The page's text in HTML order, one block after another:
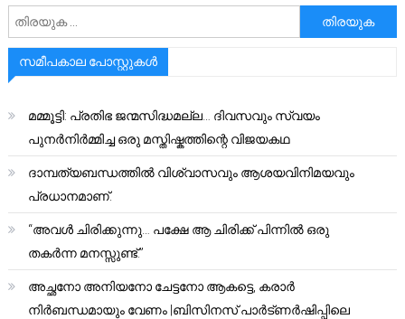
അനേഷിക്കുക
സമീപകാല പോസ്റ്റുകൾ
മമ്മൂട്ടി: പ്രതിഭ ജന്മസിദ്ധമല്ല… ദിവസവും സ്വയം
പുനർനിർമ്മിച്ച ഒരു മസ്തിഷ്കത്തിന്റെ വിജയകഥ
ദാമ്പത്യബന്ധത്തിൽ വിശ്വാസവും ആശയവിനിമയവും
പ്രധാനമാണ്.
“അവൾ ചിരിക്കുന്നു… പക്ഷേ ആ ചിരിക്ക് പിന്നിൽ ഒരു
തകർന്ന മനസ്സുണ്ട്.”
അച്ഛനോ അനിയനോ ചേട്ടനോ ആകട്ടെ, കരാർ
നിർബന്ധമായും വേണം |ബിസിനസ് പാർട്ണർഷിപ്പിലെ